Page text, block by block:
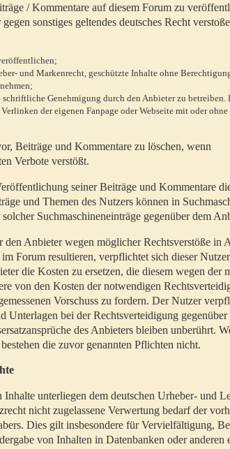
/ Kommentare auf diesem Forum zu
sonstiges geltendes deutsches Recht
und Markenrecht, geschützte Inhalte ohne
Genehmigung durch den Anbieter zu betreiben.
der eigenen Fanpage oder Webseite mit oder
Beiträge und Kommentare zu löschen, wenn
Verbote verstößt.
seiner Beiträge und Kommentare
und Themen des Nutzers können in
Suchmaschineneinträge gegenüber dem
Anbieter wegen möglicher Rechtsverstöße in
Forum resultieren, verpflichtet sich dieser
die Kosten zu ersetzen, die diesem wegen der
von den Kosten der notwendigen
Vorschuss zu fordern. Der Nutzer
Unterlagen bei der Rechtsverteidigung
des Anbieters bleiben unberührt.
die zuvor genannten Pflichten nicht.
unterliegen dem deutschen Urheber- und
nicht zugelassene Verwertung bedarf der
Dies gilt insbesondere für Vervielfältigung,
von Inhalten in Datenbanken oder anderen